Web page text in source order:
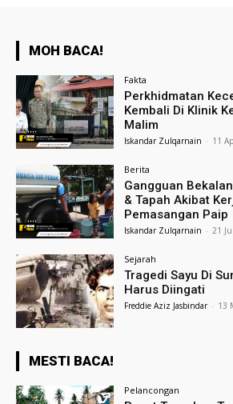
MOH BACA!
Fakta
Perkhidmatan
Kembali Di Klinik
Malim
Iskandar Zulqarnain - 11
Berita
Gangguan
& Tapah Akibat
Pemasangan Paip
Iskandar Zulqarnain - 21
Sejarah
Tragedi Sayu Di
Harus Diingati
Freddie Aziz Jasbindar - 13
MESTI BACA!
Pelancongan